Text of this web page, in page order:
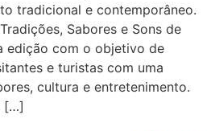
tradicional e contemporâneo.
Sabores e Sons de
edição com o objetivo de
e turistas com uma
cultura e entretenimento.
[…]